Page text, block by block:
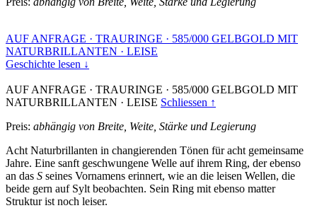
AUF ANFRAGE · TRAURINGE · 585/000 GELBGOLD MIT
NATURBRILLANTEN · LEISE
Geschichte lesen ↓
AUF ANFRAGE · TRAURINGE · 585/000 GELBGOLD MIT
NATURBRILLANTEN · LEISE Schliessen ↑
Preis: abhängig von Breite, Weite, Stärke und Legierung
Acht Naturbrillanten in changierenden Tönen für acht gemeinsame
Jahre. Eine sanft geschwungene Welle auf ihrem Ring, der ebenso
an das S seines Vornamens erinnert, wie an die leisen Wellen, die
beide gern auf Sylt beobachten. Sein Ring mit ebenso matter
Struktur ist noch leiser.